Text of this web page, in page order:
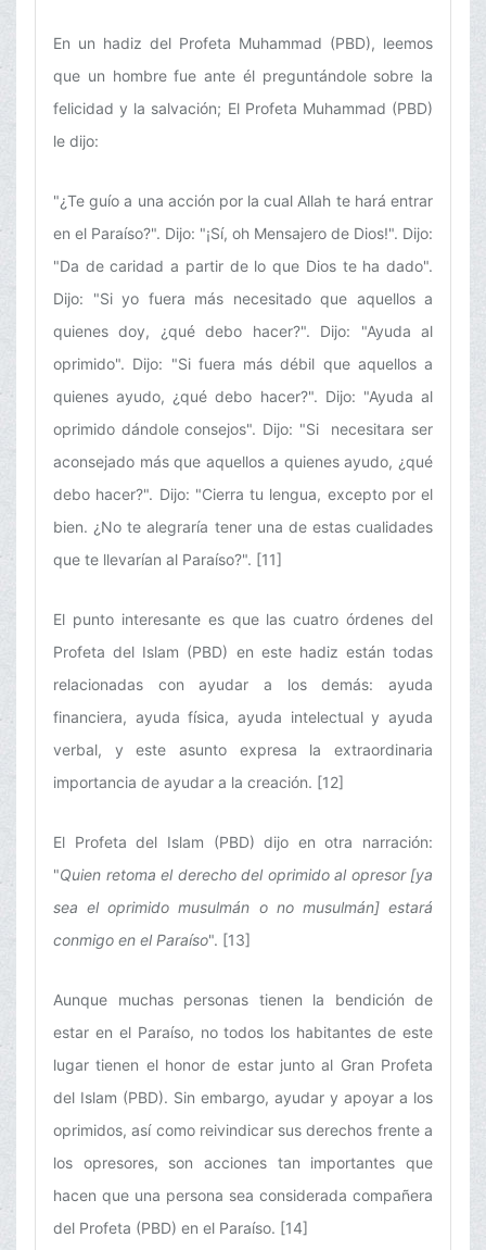
En un hadiz del Profeta Muhammad (PBD), leemos
que un hombre fue ante él preguntándole sobre la
felicidad y la salvación; El Profeta Muhammad (PBD)
le dijo:
"¿Te guío a una acción por la cual Allah te hará entrar
en el Paraíso?". Dijo: "¡Sí, oh Mensajero de Dios!". Dijo:
"Da de caridad a partir de lo que Dios te ha dado".
Dijo: "Si yo fuera más necesitado que aquellos a
quienes doy, ¿qué debo hacer?". Dijo: "Ayuda al
oprimido". Dijo: "Si fuera más débil que aquellos a
quienes ayudo, ¿qué debo hacer?". Dijo: "Ayuda al
oprimido dándole consejos". Dijo: "Si necesitara ser
aconsejado más que aquellos a quienes ayudo, ¿qué
debo hacer?". Dijo: "Cierra tu lengua, excepto por el
bien. ¿No te alegraría tener una de estas cualidades
que te llevarían al Paraíso?". [11]
El punto interesante es que las cuatro órdenes del
Profeta del Islam (PBD) en este hadiz están todas
relacionadas con ayudar a los demás: ayuda
financiera, ayuda física, ayuda intelectual y ayuda
verbal, y este asunto expresa la extraordinaria
importancia de ayudar a la creación. [12]
El Profeta del Islam (PBD) dijo en otra narración:
"Quien retoma el derecho del oprimido al opresor [ya
sea el oprimido musulmán o no musulmán] estará
conmigo en el Paraíso". [13]
Aunque muchas personas tienen la bendición de
estar en el Paraíso, no todos los habitantes de este
lugar tienen el honor de estar junto al Gran Profeta
del Islam (PBD). Sin embargo, ayudar y apoyar a los
oprimidos, así como reivindicar sus derechos frente a
los opresores, son acciones tan importantes que
hacen que una persona sea considerada compañera
del Profeta (PBD) en el Paraíso. [14]